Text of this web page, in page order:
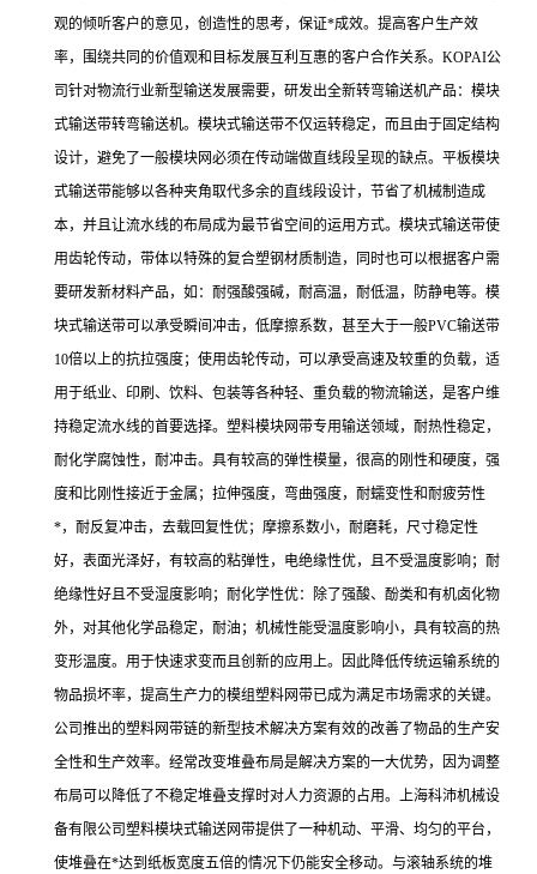
观的倾听客户的意见，创造性的思考，保证*成效。提高客户生产效
率，围绕共同的价值观和目标发展互利互惠的客户合作关系。KOPAI公
司针对物流行业新型输送发展需要，研发出全新转弯输送机产品：模块
式输送带转弯输送机。模块式输送带不仅运转稳定，而且由于固定结构
设计，避免了一般模块网必须在传动端做直线段呈现的缺点。平板模块
式输送带能够以各种夹角取代多余的直线段设计，节省了机械制造成
本，并且让流水线的布局成为最节省空间的运用方式。模块式输送带使
用齿轮传动，带体以特殊的复合塑钢材质制造，同时也可以根据客户需
要研发新材料产品，如：耐强酸强碱，耐高温，耐低温，防静电等。模
块式输送带可以承受瞬间冲击，低摩擦系数，甚至大于一般PVC输送带
10倍以上的抗拉强度；使用齿轮传动，可以承受高速及较重的负载，适
用于纸业、印刷、饮料、包装等各种轻、重负载的物流输送，是客户维
持稳定流水线的首要选择。塑料模块网带专用输送领域，耐热性稳定，
耐化学腐蚀性，耐冲击。具有较高的弹性模量，很高的刚性和硬度，强
度和比刚性接近于金属；拉伸强度，弯曲强度，耐蠕变性和耐疲劳性
*，耐反复冲击，去载回复性优；摩擦系数小，耐磨耗，尺寸稳定性
好，表面光泽好，有较高的粘弹性，电绝缘性优，且不受温度影响；耐
绝缘性好且不受湿度影响；耐化学性优：除了强酸、酚类和有机卤化物
外，对其他化学品稳定，耐油；机械性能受温度影响小，具有较高的热
变形温度。用于快速求变而且创新的应用上。因此降低传统运输系统的
物品损坏率，提高生产力的模组塑料网带已成为满足市场需求的关键。
公司推出的塑料网带链的新型技术解决方案有效的改善了物品的生产安
全性和生产效率。经常改变堆叠布局是解决方案的一大优势，因为调整
布局可以降低了不稳定堆叠支撑时对人力资源的占用。上海科沛机械设
备有限公司塑料模块式输送网带提供了一种机动、平滑、均匀的平台，
使堆叠在*达到纸板宽度五倍的情况下仍能安全移动。与滚轴系统的堆